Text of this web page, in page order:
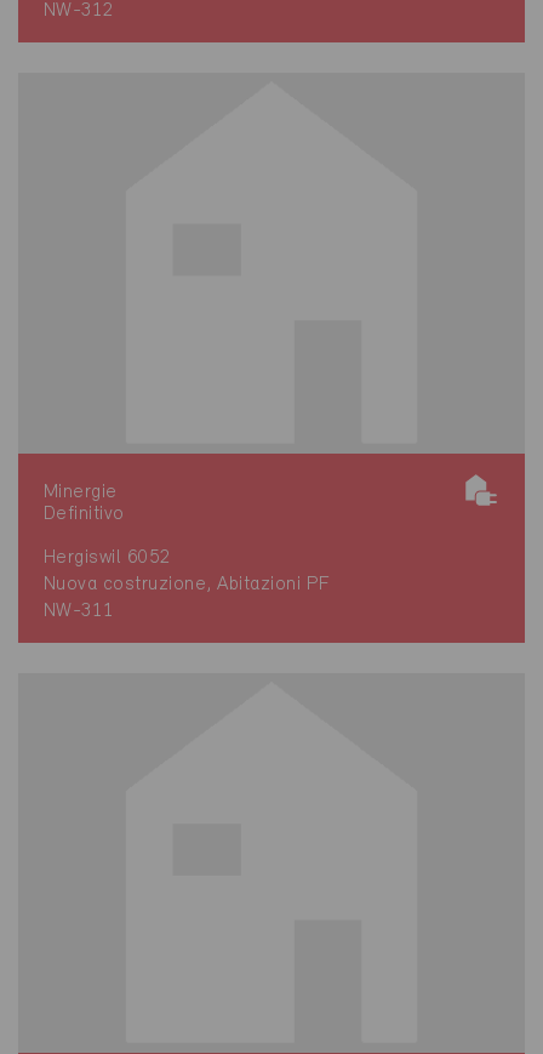
NW-312
Minergie
Definitivo
Hergiswil 6052
Nuova costruzione, Abitazioni PF
NW-311